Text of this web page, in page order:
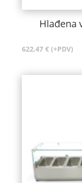
Hlađena
622,47 € (+PDV)